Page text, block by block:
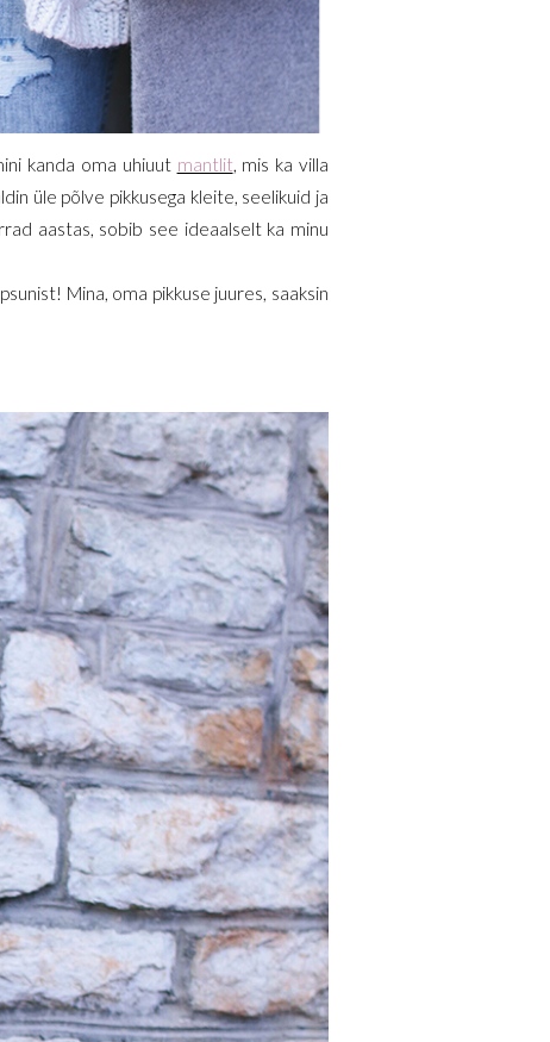
kanda oma uhiuut mantlit, mis ka villa
üle põlve pikkusega kleite, seelikuid ja
aastas, sobib see ideaalselt ka minu
Mina, oma pikkuse juures, saaksin